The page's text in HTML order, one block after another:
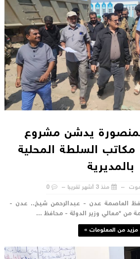
يدشن مشروع
السلطة المحلية
بالمديرية
منذ 3 أشهر تقريبا 0
العاصمة عدن - عبدالرحمن شيخ.. عدن -
*معالي وزير الدولة - محافظ ...
من المعلومات »